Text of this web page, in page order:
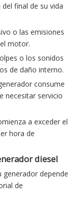
final de su vida
o las emisiones
motor.
o los sonidos
de daño interno.
consume
necesitar servicio
a exceder el
hora de
diesel
generador depende
de